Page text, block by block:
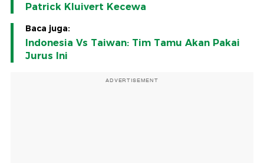
Patrick Kluivert Kecewa
Baca juga:
Indonesia Vs Taiwan: Tim Tamu Akan Pakai
Jurus Ini
ADVERTISEMENT